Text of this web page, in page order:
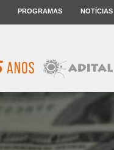
PROGRAMAS NOTÍCIAS